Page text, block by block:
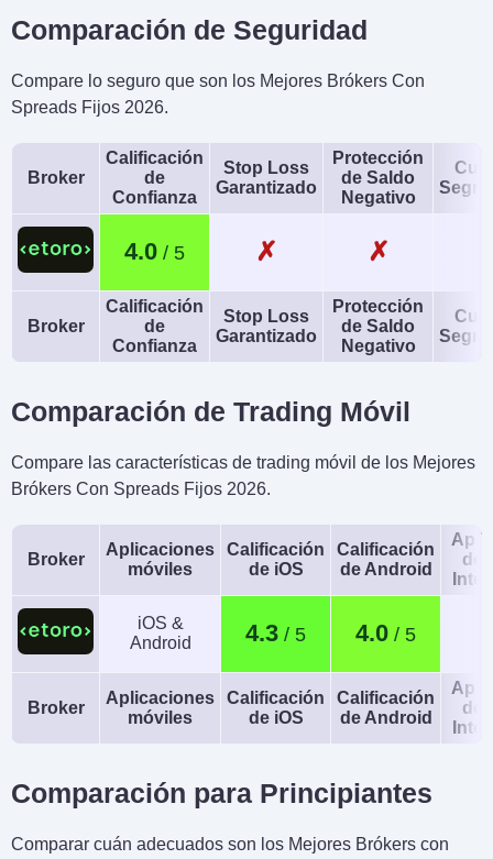
No
Comparación de Seguridad
Compare lo seguro que son los Mejores Brókers Con
Spreads Fijos 2026.
Broker
Calificación
de
Confianza
Stop Loss
Garantizado
Protección
de Saldo
Negativo
4.0 ✗ ✗
Broker
Calificación
de
Confianza
Stop Loss
Garantizado
Protección
de Saldo
Negativo
Comparación de Trading Móvil
Compare las características de trading móvil de los Mejores
Brókers Con Spreads Fijos 2026.
Broker
Aplicaciones
móviles
Calificación
de iOS
Calificación
de Android
de
iOS &
Android
4.3 4.0
Broker
Aplicaciones
móviles
Calificación
de iOS
Calificación
de Android
de
Comparación para Principiantes
Comparar cuán adecuados son los Mejores Brókers con